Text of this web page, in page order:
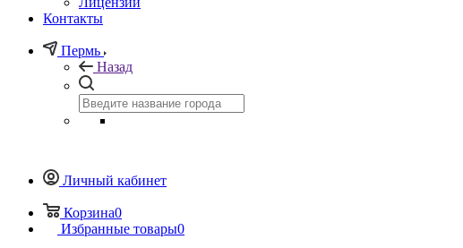
Контакты
Пермь
Назад
Личный кабинет
Корзина0
Избранные товары0